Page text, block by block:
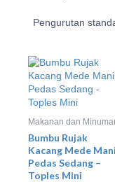
Makanan dan
Bumbu Rujak
Kacang Mede
Pedas Sedang –
Toples Mini